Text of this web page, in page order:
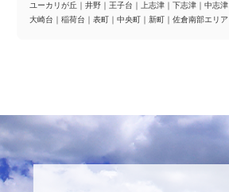
ユーカリが丘 ｜ 井野 ｜ 王子台 ｜ 上志津 ｜ 下志津 ｜ 中志津
大崎台 ｜ 稲荷台 ｜ 表町 ｜ 中央町 ｜ 新町 ｜ 佐倉南部エリア